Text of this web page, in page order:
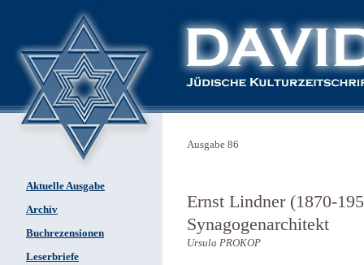
Aktuelle Ausgabe
Archiv
Buchrezensionen
Leserbriefe
Ausgabe 86
Ernst Lindner (1870-
Synagogenarchitekt
Ursula PROKOP